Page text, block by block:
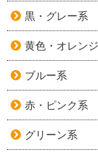
黒・グレー系
黄色・オレン
ブルー系
赤・ピンク系
グリーン系